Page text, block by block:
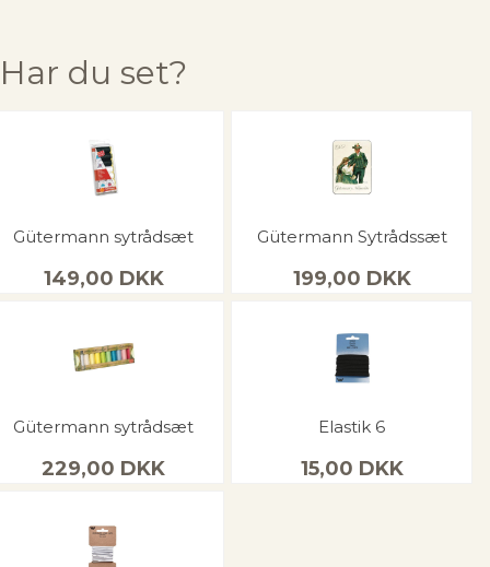
Har du set?
Gütermann sytrådsæt
149,00 DKK
Gütermann Sytrådssæt
199,00 DKK
Gütermann sytrådsæt
229,00 DKK
Elastik 6
15,00 DKK